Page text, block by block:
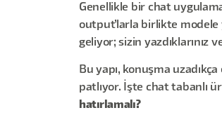
Genellikle bir chat
output’larla birlikte modele
geliyor; sizin yazdıklarınız
Bu yapı, konuşma
patlıyor. İşte chat tabanlı
hatırlamalı?